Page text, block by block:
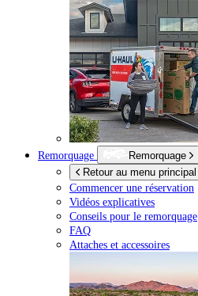
Remorquage
Remorquage
Retour au menu principal
Commencer une réservation
Vidéos explicatives
Conseils pour le remorquage
FAQ
Attaches et accessoires